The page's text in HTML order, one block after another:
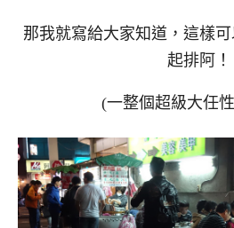
那我就寫給大家知道，這樣可
起排阿！
(一整個超級大任